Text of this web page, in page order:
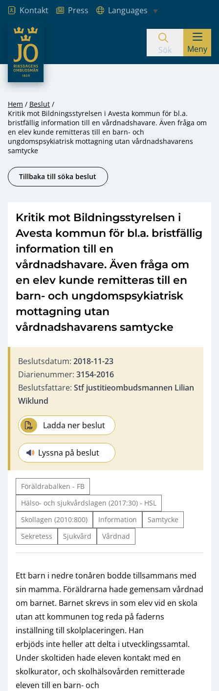
Hoppa till innehåll
Kontakt Press
Languages
JO – Riksdagens Ombudsmän
Sök Meny
Hem
Beslut
Kritik mot Bildningsstyrelsen i Avesta kommun för bl.a.
bristfällig information till en vårdnadshavare. Även fråga om
en elev kunde remitteras till en barn- och
ungdomspsykiatrisk mottagning utan vårdnadshavarens
samtycke
Tillbaka till söka beslut
Kritik mot Bildningsstyrelsen i
Avesta kommun för bl.a. bristfällig
information till en
vårdnadshavare. Även fråga om
en elev kunde remitteras till en
barn- och ungdomspsykiatrisk
mottagning utan
vårdnadshavarens samtycke
Beslutsdatum: 2018-11-23
Diarienummer: 3154-2016
Beslutsfattare: Stf justitieombudsmannen Lilian
Wiklund
Ladda ner beslut
Lyssna på beslut
Föräldrabalken - FB
Hälso- och sjukvårdslagen (2017:30) - HSL
Skollagen (2010:800)
Information
Samtycke
Sekretess
Sjukvård Vårdnad
Ett barn i nedre tonåren bodde tillsammans med
sin mamma. Föräldrarna hade gemensam vårdnad
om barnet. Barnet skrevs in som elev vid en skola
utan att kommunen tog reda på faderns
inställning till skolplaceringen. Han
erbjöds inte heller att delta i utvecklingssamtal.
Under skoltiden hade eleven kontakt med en
skolkurator, och skolhälsovården remitterade
eleven till en barn- och